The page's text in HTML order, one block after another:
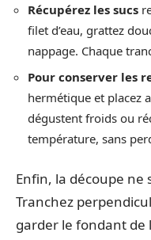
Récupérez les sucs
filet d’eau, grattez
nappage. Chaque
Pour conserver les
hermétique et placez
dégustent froids ou
température, sans
Enfin, la découpe ne
Tranchez
garder le fondant de